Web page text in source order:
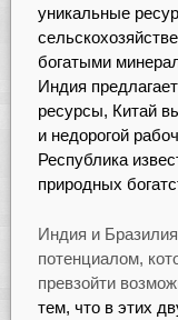
уникальные
богатыми
Индия
ресурсы, Китай
и недорогой
Республика
природных
Индия и
потенциалом,
превзойти
тем, что в этих